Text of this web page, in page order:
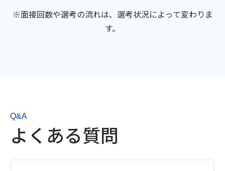
※面接回数や選考の流れは、選考状況によって変わりま
す。
Q&A
よくある質問